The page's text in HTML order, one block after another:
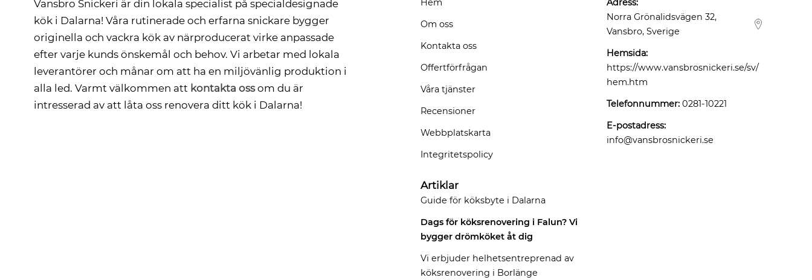
Vansbro Snickeri är din lokala specialist på specialdesignade
kök i Dalarna! Våra rutinerade och erfarna snickare bygger
originella och vackra kök av närproducerat virke anpassade
efter varje kunds önskemål och behov. Vi arbetar med lokala
leverantörer och månar om att ha en miljövänlig produktion i
alla led. Varmt välkommen att kontakta ossom du är
intresserad av att låta oss renovera ditt kök i Dalarna!
Hem
Om oss
Kontakta oss
Offertförfrågan
Våra tjänster
Recensioner
Webbplatskarta
Integritetspolicy
Artiklar
Guide för köksbyte i Dalarna
Dags för köksrenovering i Falun? Vi
bygger drömköket åt dig
Vi erbjuder helhetsentreprenad av
köksrenovering i Borlänge
Adress:
Norra Grönalidsvägen 32,
Vansbro, Sverige
Hemsida:
https://www.vansbrosnickeri.se/sv/
hem.htm
Telefonnummer: 0281-10221
E-postadress:
info@vansbrosnickeri.se